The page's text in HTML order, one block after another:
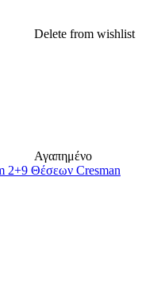
Delete from wishlist
Αγαπημένο
2+9 Θέσεων Cresman